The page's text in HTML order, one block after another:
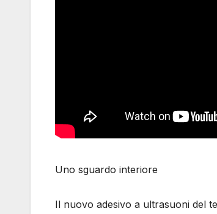
Uno sguardo interiore
Il nuovo adesivo a ultrasuoni del